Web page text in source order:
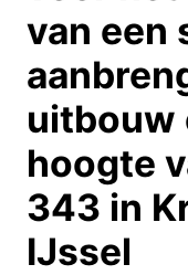
van een
uitbouw
hoogte
343 in
IJssel